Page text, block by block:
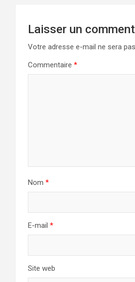
Laisser un
Votre adresse e-mail ne sera
Commentaire *
Nom *
E-mail *
Site web